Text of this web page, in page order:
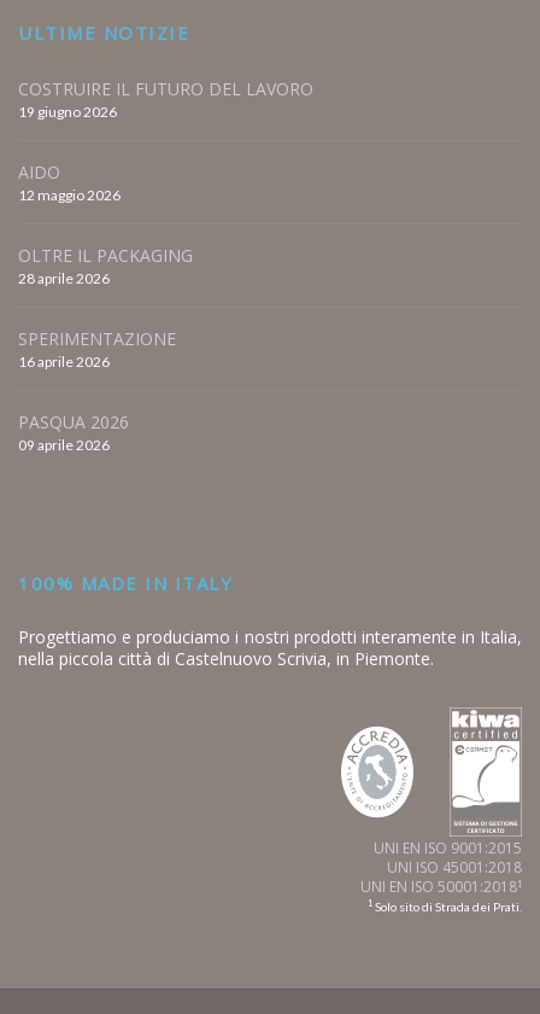
ULTIME NOTIZIE
COSTRUIRE IL FUTURO DEL LAVORO
19 giugno 2026
AIDO
12 maggio 2026
OLTRE IL PACKAGING
28 aprile 2026
SPERIMENTAZIONE
16 aprile 2026
PASQUA 2026
09 aprile 2026
100% MADE IN ITALY
Progettiamo e produciamo i nostri prodotti interamente in Italia,
nella piccola città di Castelnuovo Scrivia, in Piemonte.
UNI EN ISO 9001:2015
UNI ISO 45001:2018
UNI EN ISO 50001:20181
1 Solo sito di Strada dei Prati.